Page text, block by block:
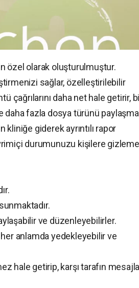
özel olarak oluşturulmuştur.
sağlar, özelleştirilebilir
çağrılarını daha net hale getirir,
daha fazla dosya türünü
giderek ayrıntılı rapor
durumunuzu kişilere
ve düzenleyebilirler.
her anlamda yedekleyebilir ve
hale getirip, karşı tarafın